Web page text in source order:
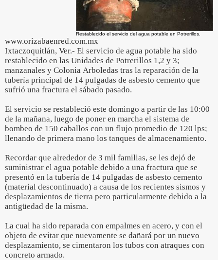
Restablecido el servicio del agua potable en Potrerillos.
www.orizabaenred.com.mx
Ixtaczoquitlán, Ver.- El servicio de agua potable ha sido
restablecido en las Unidades de Potrerillos 1,2 y 3;
manzanales y Colonia Arboledas tras la reparación de la
tubería principal de 14 pulgadas de asbesto cemento que
sufrió una fractura el sábado pasado.
El servicio se restableció este domingo a partir de las 10:00
de la mañana, luego de poner en marcha el sistema de
bombeo de 150 caballos con un flujo promedio de 120 lps;
llenando de primera mano los tanques de almacenamiento.
Recordar que alrededor de 3 mil familias, se les dejó de
suministrar el agua potable debido a una fractura que se
presentó en la tubería de 14 pulgadas de asbesto cemento
(material descontinuado) a causa de los recientes sismos y
desplazamientos de tierra pero particularmente debido a la
antigüedad de la misma.
La cual ha sido reparada con empalmes en acero, y con el
objeto de evitar que nuevamente se dañará por un nuevo
desplazamiento, se cimentaron los tubos con atraques con
concreto armado.